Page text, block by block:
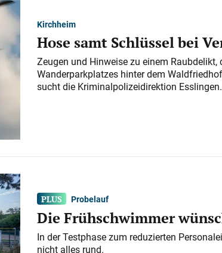
Kirchheim
Hose samt Schlüssel bei
Zeugen und Hinweise zu einem
Wanderparkplatzes hinter dem
sucht die Kriminalpolizeidirektion Esslingen.
Probelauf
Die Frühschwimmer
In der Testphase zum reduzierten
nicht alles rund.